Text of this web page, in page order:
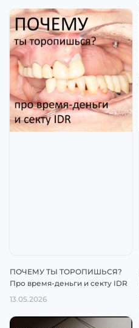
ПОЧЕМУ ТЫ ТОРОПИШЬСЯ?
Про время-деньги и секту IDR
13.05.2026